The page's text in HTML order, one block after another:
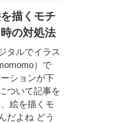
描くモチ
の対処法
タルでイラス
）で
ションが下
ついて記事を
絵を描くモ
だよね どう